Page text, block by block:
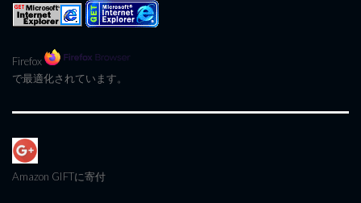
Firefox
で最適化されています。
Amazon GIFTに寄付